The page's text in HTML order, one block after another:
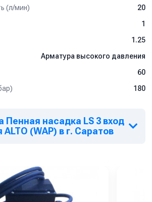
(л/мин)
20
1
1.25
Арматура высокого давления
60
180
Пенная насадка LS 3 вход
(WAP) в г. Саратов